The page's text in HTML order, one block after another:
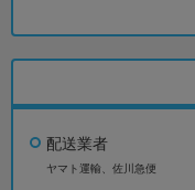
配送業者
ヤマト運輸、佐川急便